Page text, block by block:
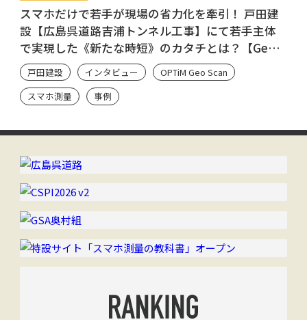
スマホだけで若手が現場の省力化を牽引！ 戸田建
設【広島呉道路吉浦トンネル工事】にて若手主体
で実現した《新たな時短》のカタチとは？【Geo
Scan ユーザーのシン・流儀】
戸田建設 インタビュー
OPTiM Geo Scan
スマホ測量
事例